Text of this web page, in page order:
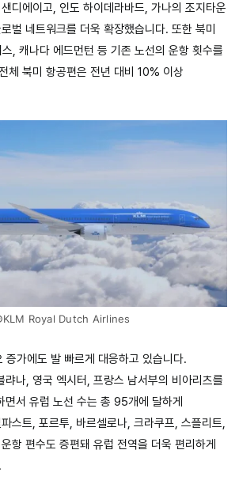
디에이고, 인도 하이데라바드, 가나의 조지타운
벌 네트워크를 더욱 확장했습니다. 또한 북미
, 캐나다 에드먼턴 등 기존 노선의 운항 횟수를
체 북미 항공편은 전년 대비 10% 이상
Royal Dutch Airlines
증가에도 발 빠르게 대응하고 있습니다.
랴나, 영국 엑시터, 프랑스 남서부의 비아리츠를
면서 유럽 노선 수는 총 95개에 달하게
스트, 포르투, 바르셀로나, 크라쿠프, 스플리트,
항 편수도 증편돼 유럽 전역을 더욱 편리하게